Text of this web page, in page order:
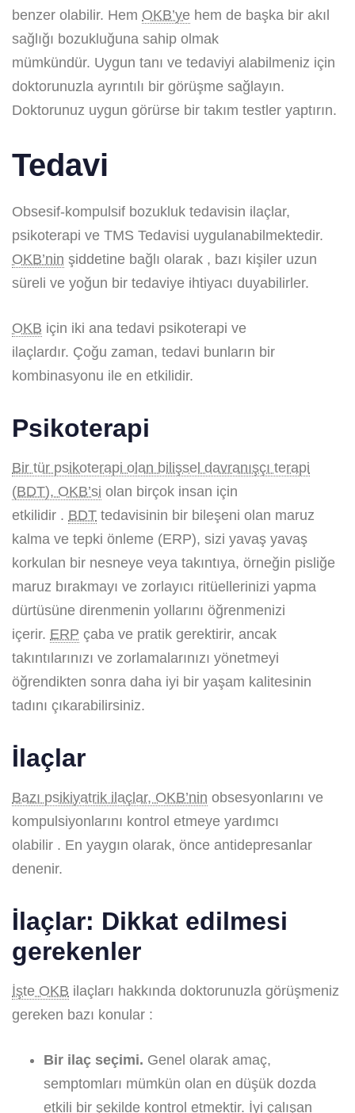
benzer olabilir. Hem OKB’ye hem de başka bir akıl
sağlığı bozukluğuna sahip olmak
mümkündür. Uygun tanı ve tedaviyi alabilmeniz için
doktorunuzla ayrıntılı bir görüşme sağlayın.
Doktorunuz uygun görürse bir takım testler yaptırın.
Tedavi
Obsesif-kompulsif bozukluk tedavisin ilaçlar,
psikoterapi ve TMS Tedavisi uygulanabilmektedir.
OKB’nin şiddetine bağlı olarak , bazı kişiler uzun
süreli ve yoğun bir tedaviye ihtiyacı duyabilirler.
OKB için iki ana tedavi psikoterapi ve
ilaçlardır. Çoğu zaman, tedavi bunların bir
kombinasyonu ile en etkilidir.
Psikoterapi
Bir tür psikoterapi olan bilişsel davranışçı terapi
(BDT), OKB’si olan birçok insan için
etkilidir . BDT tedavisinin bir bileşeni olan maruz
kalma ve tepki önleme (ERP), sizi yavaş yavaş
korkulan bir nesneye veya takıntıya, örneğin pisliğe
maruz bırakmayı ve zorlayıcı ritüellerinizi yapma
dürtüsüne direnmenin yollarını öğrenmenizi
içerir. ERP çaba ve pratik gerektirir, ancak
takıntılarınızı ve zorlamalarınızı yönetmeyi
öğrendikten sonra daha iyi bir yaşam kalitesinin
tadını çıkarabilirsiniz.
İlaçlar
Bazı psikiyatrik ilaçlar, OKB’nin obsesyonlarını ve
kompulsiyonlarını kontrol etmeye yardımcı
olabilir . En yaygın olarak, önce antidepresanlar
denenir.
İlaçlar: Dikkat edilmesi
gerekenler
İşte OKB ilaçları hakkında doktorunuzla görüşmeniz
gereken bazı konular :
Bir ilaç seçimi. Genel olarak amaç,
semptomları mümkün olan en düşük dozda
etkili bir şekilde kontrol etmektir. İyi çalışan